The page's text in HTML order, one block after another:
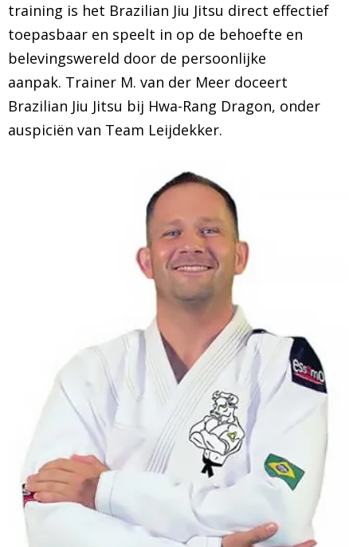
training is het Brazilian Jiu Jitsu direct effectief
toepasbaar en speelt in op de behoefte en
belevingswereld door de persoonlijke
aanpak. Trainer M. van der Meer doceert
Brazilian Jiu Jitsu bij Hwa-Rang Dragon, onder
auspiciën van Team Leijdekker.